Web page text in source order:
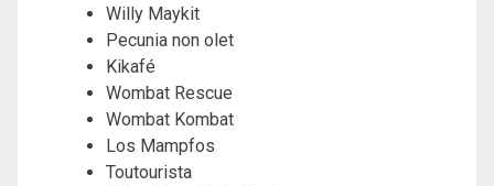
Willy Maykit
Pecunia non olet
Kikafé
Wombat Rescue
Wombat Kombat
Los Mampfos
Toutourista